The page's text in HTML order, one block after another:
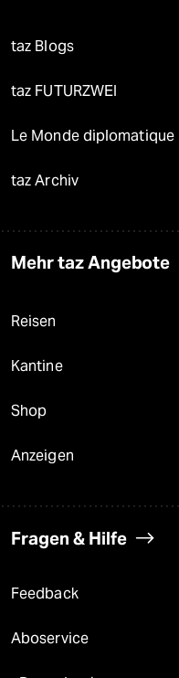
taz Blogs
taz FUTURZWEI
Le Monde diplomatique
taz Archiv
Mehr taz Angebote
Reisen
Kantine
Shop
Anzeigen
Fragen & Hilfe
Feedback
Aboservice